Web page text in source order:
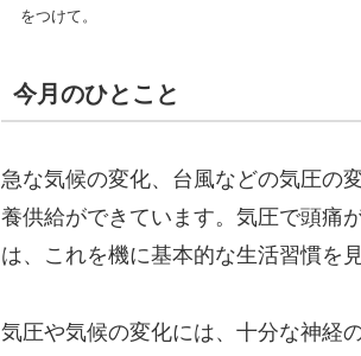
をつけて。
今月のひとこと
急な気候の変化、台風などの気圧の
養供給ができています。気圧で頭痛
は、これを機に基本的な生活習慣を
気圧や気候の変化には、十分な神経